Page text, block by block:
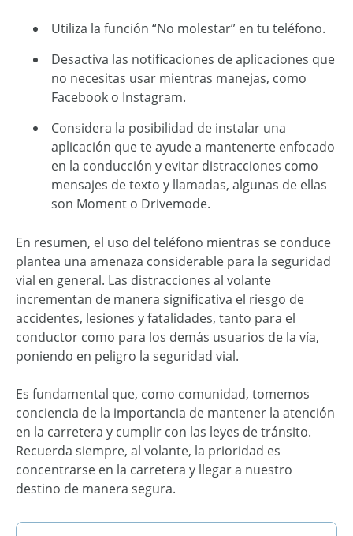
Utiliza la función “No molestar” en tu teléfono.
Desactiva las notificaciones de aplicaciones que
no necesitas usar mientras manejas, como
Facebook o Instagram.
Considera la posibilidad de instalar una
aplicación que te ayude a mantenerte enfocado
en la conducción y evitar distracciones como
mensajes de texto y llamadas, algunas de ellas
son Moment o Drivemode.
En resumen, el uso del teléfono mientras se conduce
plantea una amenaza considerable para la seguridad
vial en general. Las distracciones al volante
incrementan de manera significativa el riesgo de
accidentes, lesiones y fatalidades, tanto para el
conductor como para los demás usuarios de la vía,
poniendo en peligro la seguridad vial.
Es fundamental que, como comunidad, tomemos
conciencia de la importancia de mantener la atención
en la carretera y cumplir con las leyes de tránsito.
Recuerda siempre, al volante, la prioridad es
concentrarse en la carretera y llegar a nuestro
destino de manera segura.